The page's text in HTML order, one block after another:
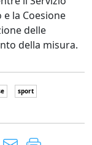
la Coesione
delle
della misura.
sport